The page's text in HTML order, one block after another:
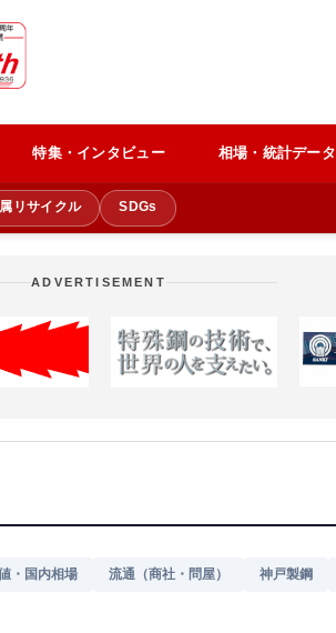
特集・インタビュー 相場・統計データ
リサイクル SDGs
ADVERTISEMENT
・国内相場 流通（商社・問屋） 神戸製鋼